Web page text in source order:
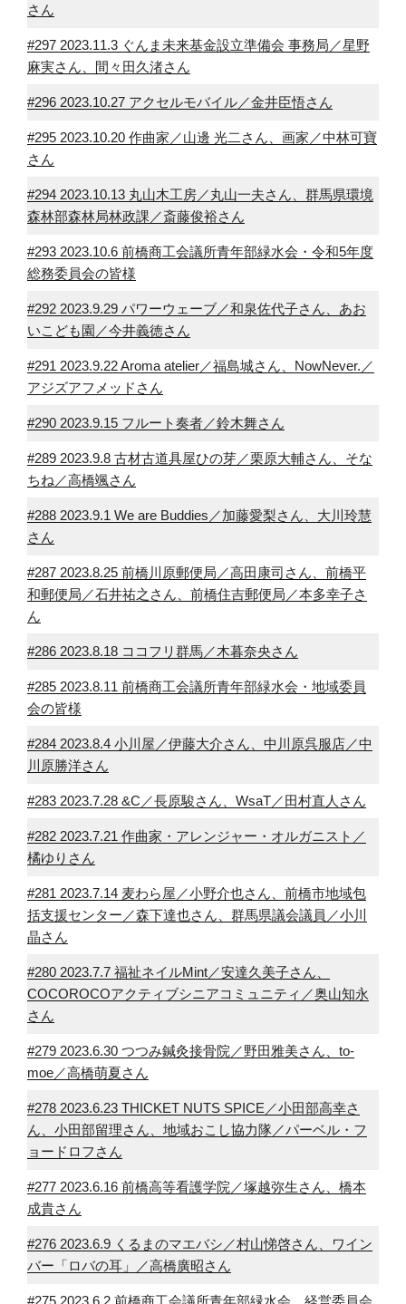
さん
#297 2023.11.3 ぐんま未来基金設立準備会 事務局／星野
麻実さん、間々田久渚さん
#296 2023.10.27 アクセルモバイル／金井臣悟さん
#295 2023.10.20 作曲家／山邊 光二さん、画家／中林可寶
さん
#294 2023.10.13 丸山木工房／丸山一夫さん、群馬県環境
森林部森林局林政課／斎藤俊裕さん
#293 2023.10.6 前橋商工会議所青年部緑水会・令和5年度
総務委員会の皆様
#292 2023.9.29 パワーウェーブ／和泉佐代子さん、あお
いこども園／今井義徳さん
#291 2023.9.22 Aroma atelier／福島城さん、NowNever.／
アジズアフメッドさん
#290 2023.9.15 フルート奏者／鈴木舞さん
#289 2023.9.8 古材古道具屋ひの芽／栗原大輔さん、そな
ちね／高橋颯さん
#288 2023.9.1 We are Buddies／加藤愛梨さん、大川玲慧
さん
#287 2023.8.25 前橋川原郵便局／高田康司さん、前橋平
和郵便局／石井祐之さん、前橋住吉郵便局／本多幸子さ
ん
#286 2023.8.18 ココフリ群馬／木暮奈央さん
#285 2023.8.11 前橋商工会議所青年部緑水会・地域委員
会の皆様
#284 2023.8.4 小川屋／伊藤大介さん、中川原呉服店／中
川原勝洋さん
#283 2023.7.28 &C／長原駿さん、WsaT／田村直人さん
#282 2023.7.21 作曲家・アレンジャー・オルガニスト／
橘ゆりさん
#281 2023.7.14 麦わら屋／小野介也さん、前橋市地域包
括支援センター／森下達也さん、群馬県議会議員／小川
晶さん
#280 2023.7.7 福祉ネイルMint／安達久美子さん、
COCOROCOアクティブシニアコミュニティ／奥山知永
さん
#279 2023.6.30 つつみ鍼灸接骨院／野田雅美さん、to-
moe／高橋萌夏さん
#278 2023.6.23 THICKET NUTS SPICE／小田部高幸さ
ん、小田部留理さん、地域おこし協力隊／パーベル・フ
ョードロフさん
#277 2023.6.16 前橋高等看護学院／塚越弥生さん、橋本
成貴さん
#276 2023.6.9 くるまのマエバシ／村山悌啓さん、ワイン
バー「ロバの耳」／高橋廣昭さん
#275 2023.6.2 前橋商工会議所青年部緑水会 経営委員会